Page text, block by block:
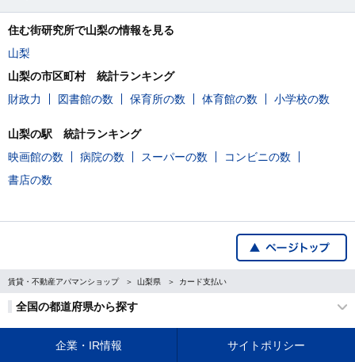
住む街研究所で山梨の情報を見る
山梨
山梨の市区町村 統計ランキング
財政力
図書館の数 保育所の数 体育館の数 小学校の数
山梨の駅 統計ランキング
映画館の数
病院の数 スーパーの数
コンビニの数
書店の数
賃貸・不動産アパマンショップ 山梨県 カード支払い
全国の都道府県から探す
企業・IR情報 サイトポリシー